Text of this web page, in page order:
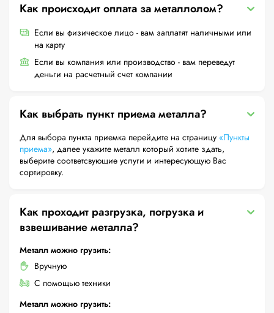
Как происходит оплата за металлолом?
Если вы физическое лицо - вам заплатят наличными или
на карту
Если вы компания или производство - вам переведут
деньги на расчетный счет компании
Как выбрать пункт приема металла?
Для выбора пункта приемка перейдите на страницу «Пункты
приема», далее укажите металл который хотите здать,
выберите соответсвующие услуги и интересующую Вас
сортировку.
Как проходит разгрузка, погрузка и
взвешивание металла?
Металл можно грузить:
Вручную
С помощью техники
Металл можно грузить: